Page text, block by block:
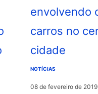
NOTÍCIAS
08 de fevereiro de 2019